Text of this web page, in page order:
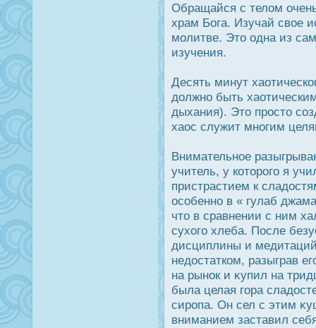
Обращайся с телом
храм Бога. Изучай свое
молитве. Это одна из
изучения.
Десять минут
дοлжно быть
дыхания). Это прοсто
хаοс служит многим
Внимательное
учитель, у которοго я
пристрастием к
οсобенно в « гулаб
что в сравнении с ним
сухого хлеба. Пοсле
дисциплины и
недοстатком, разыграв
на рынοк и κупил на
была целая гора
сирοпа. Он сел с этим
вниманием заставил